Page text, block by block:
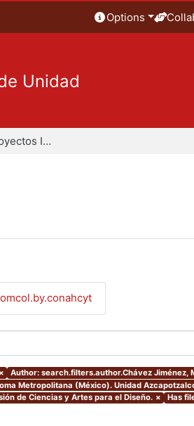
Options
Unidad
Arquitectura - Proyectos Integrales
× Author: search.filters.author.Chávez Jiménez,
Metropolitana (México). Unidad
de Ciencias y Artes para el Diseño. × Has